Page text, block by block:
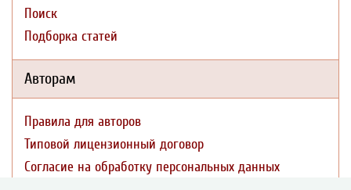
Поиск
Подборка статей
Авторам
Правила для авторов
Типовой лицензионный договор
Согласие на обработку персональных данных